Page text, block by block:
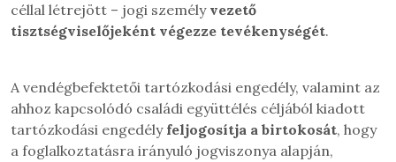
céllal létrejött – jogi személy vezető
tisztségviselőjeként végezze tevékenységét.
A vendégbefektetői tartózkodási engedély, valamint az
ahhoz kapcsolódó családi együttélés céljából kiadott
tartózkodási engedély feljogosítja a birtokosát, hogy
a foglalkoztatásra irányuló jogviszonya alapján,